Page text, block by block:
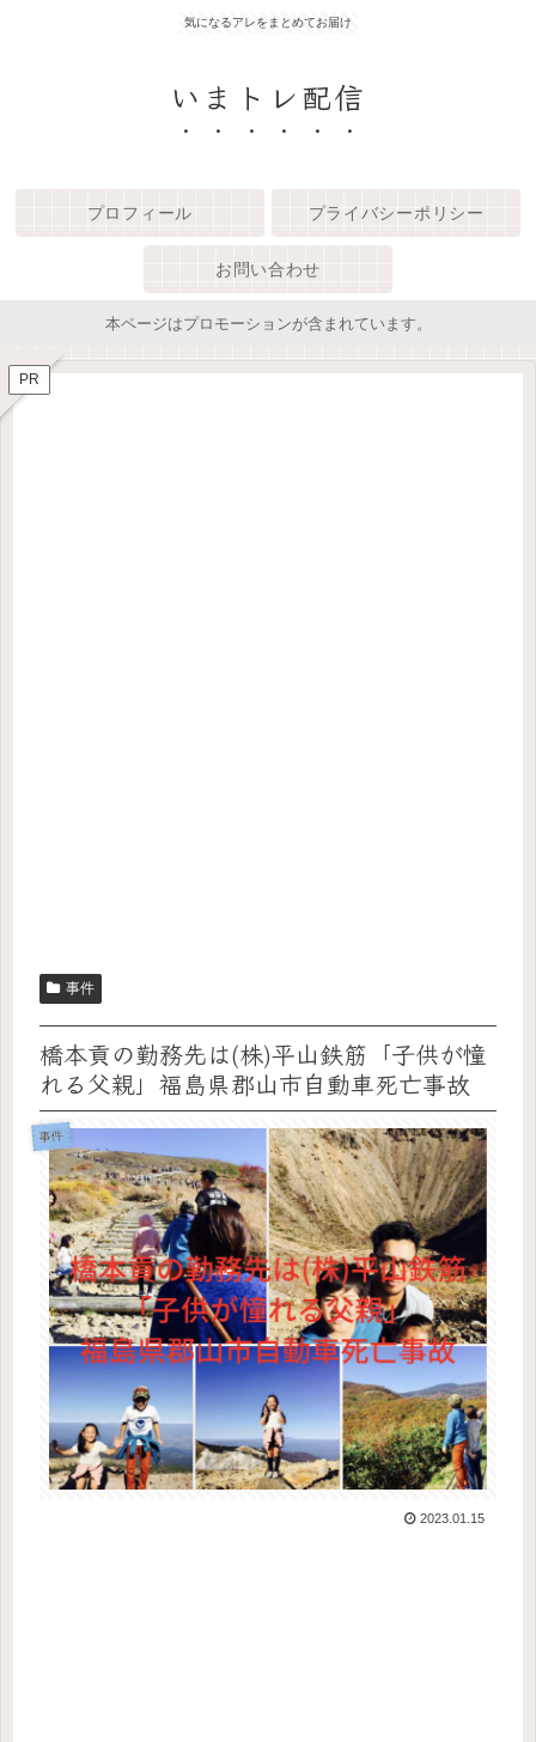
気になるアレをまとめてお届け
いまトレ配信
プロフィール プライバシーポリシー
お問い合わせ
本ページはプロモーションが含まれています。
PR
事件
橋本貢の勤務先は(株)平山鉄筋「子供が憧
れる父親」福島県郡山市自動車死亡事故
事件
2023.01.15